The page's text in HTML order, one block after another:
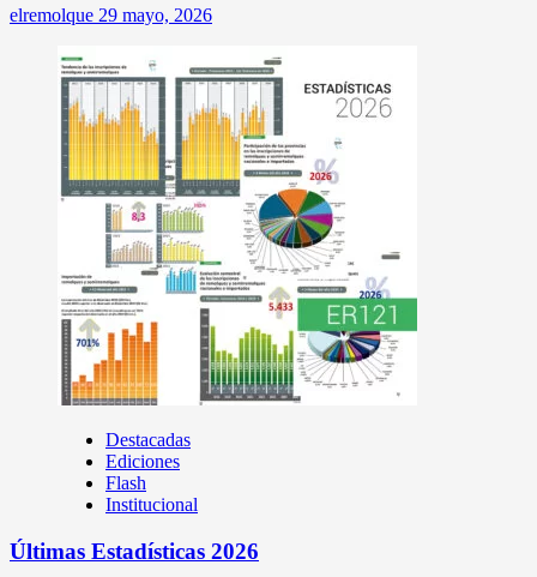
elremolque 29 mayo, 2026
Destacadas
Ediciones
Flash
Institucional
Últimas Estadísticas 2026